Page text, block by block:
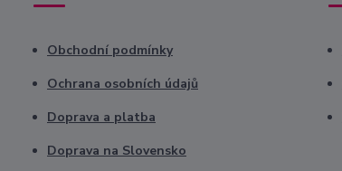
Obchodní podmínky
Ochrana osobních údajů
Doprava a platba
Doprava na Slovensko